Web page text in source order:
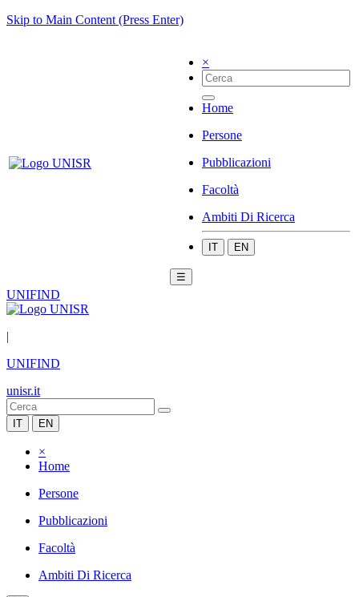
Skip to Main Content (Press Enter)
×
Home
Persone
Pubblicazioni
Facoltà
Ambiti Di Ricerca
IT EN
☰
UNIFIND
|
UNIFIND
unisr.it
IT EN
×
Home
Persone
Pubblicazioni
Facoltà
Ambiti Di Ricerca